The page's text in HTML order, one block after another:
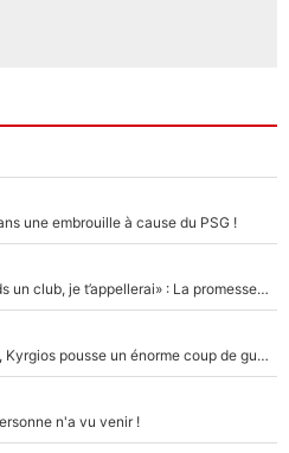
une embrouille à cause du PSG !
Mercato - OM - «Dès que je prends un club, je t’appellerai» : La promesse de Marcelino au moment de claquer la porte
Victime de racisme contre Murray, Kyrgios pousse un énorme coup de gueule !
n'a vu venir !